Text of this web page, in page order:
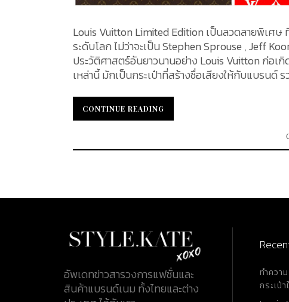
Louis Vuitton Limited Edition เป็นลวดลายพิเศ
ระดับโลก ไม่ว่าจะเป็น Stephen Sprouse , Jeff
ประวัติศาสตร์อันยาวนานอย่าง Louis Vuitton ก่อ
เหล่านี้ มักเป็นกระเป๋าที่สร้างชื่อเสียงให้กับแบรน
สรรสร้างผลงานที่ดึงดูดนักสะสมและนักลงทุนได้เป็
ขายแบรนด์เนมมือ 2 ถึง 85% อีกทั้งมีแนวโน้มที่จะใ
บทความนี้ เรามาทำความรู้จักกับกระเป๋ารุ่น
เหล่านักสะสมจนถึงปัจจุบัน แม้ว่าบางรุ่นจะยุติการผลิต
CONTINUE READING
CONTINUE READING
อัพเดทข่าวสารวงการแฟชั่นและ
สินค้าแบรนด์เนม ทั้งไทยและต่าง
ทำควา
กระเป๋